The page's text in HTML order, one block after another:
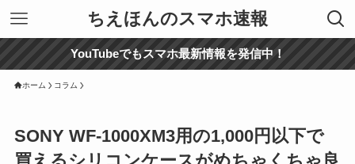
ちえほんのスマホ速報
YouTubeでもスマホ最新情報を発信中！
ホーム コラム
SONY WF-1000XM3用の1,000円以下で